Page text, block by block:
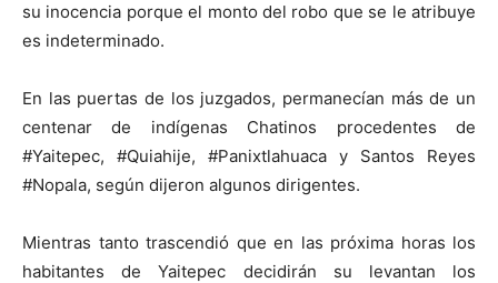
su inocencia porque el monto del robo que se le atribuye
es indeterminado.
En las puertas de los juzgados, permanecían más de un
centenar de indígenas Chatinos procedentes de
#Yaitepec, #Quiahije, #Panixtlahuaca y Santos Reyes
#Nopala, según dijeron algunos dirigentes.
Mientras tanto trascendió que en las próxima horas los
habitantes de Yaitepec decidirán su levantan los